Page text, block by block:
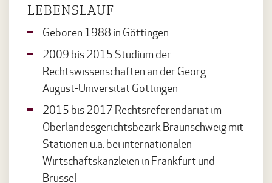
LEBENSLAUF
Geboren 1988 in Göttingen
2009 bis 2015 Studium der
Rechtswissenschaften an der Georg-
August-Universität Göttingen
2015 bis 2017 Rechtsreferendariat im
Oberlandesgerichtsbezirk Braunschweig mit
Stationen u.a. bei internationalen
Wirtschaftskanzleien in Frankfurt und
Brüssel